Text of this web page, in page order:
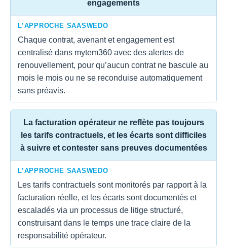
engagements
L’APPROCHE SAASWEDO
Chaque contrat, avenant et engagement est
centralisé dans mytem360 avec des alertes de
renouvellement, pour qu’aucun contrat ne bascule au
mois le mois ou ne se reconduise automatiquement
sans préavis.
La facturation opérateur ne reflète pas toujours
les tarifs contractuels, et les écarts sont difficiles
à suivre et contester sans preuves documentées
L’APPROCHE SAASWEDO
Les tarifs contractuels sont monitorés par rapport à la
facturation réelle, et les écarts sont documentés et
escaladés via un processus de litige structuré,
construisant dans le temps une trace claire de la
responsabilité opérateur.